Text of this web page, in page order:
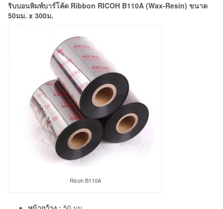
ริบบอนพิมพ์บาร์โค้ด Ribbon RICOH B110A (Wax-Resin) ขนาด
50มม. x 300ม.
Ricoh B110A